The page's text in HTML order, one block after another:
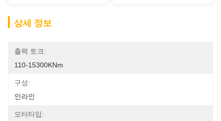
상세 정보
출력 토크:
110-15300KNm
구성:
인라인
모터타입: